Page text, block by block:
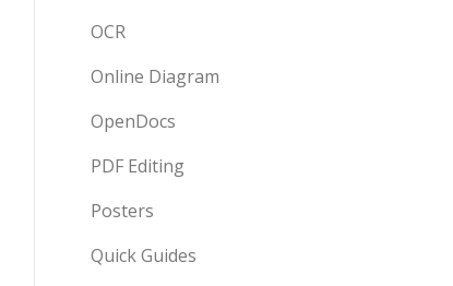
OCR
Online Diagram
OpenDocs
PDF Editing
Posters
Quick Guides